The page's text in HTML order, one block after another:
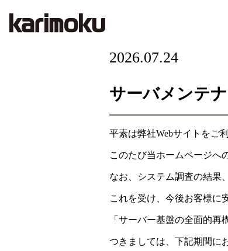
2026.07.24
サーバメンテ
平素は弊社Webサイトをご
このたび当ホームページへ
なお、システム調査の結果
これを受け、今後お客様に
「サーバー基盤の全面的再
つきましては、下記期間に